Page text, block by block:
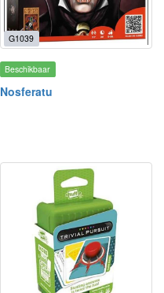
G1039
Beschikbaar
Nosferatu